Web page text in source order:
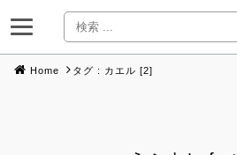
Home タグ : カエル [2]